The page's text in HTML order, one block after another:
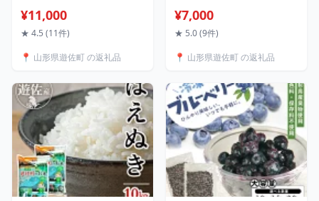
望の時期頃お届け 東北 山
形県 遊佐町 庄内地方 米 お
内米 ご飯 ごはん お試し
¥11,000
★ 4.5 (11件)
📍 山形県遊佐町 の返礼品
20L ねこ 猫 ネコ トイレ 天
然 木 木材 ペレット 消臭 保
使用 国産 間伐材 黒松 木質
ェレット
¥7,000
★ 5.0 (9件)
📍 山形県遊佐町 の返礼品